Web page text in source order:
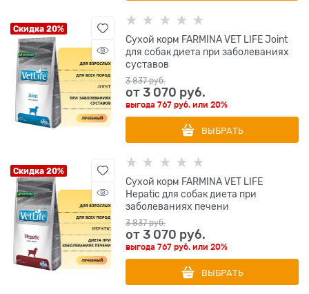
Скидка 20%
Сухой корм FARMINA VET LIFE Joint
для собак диета при заболеваниях
суставов
3 837 руб.
от3 070 руб.
выгода767 руб. или20%
ВЫБРАТЬ
Скидка 20%
Сухой корм FARMINA VET LIFE
Hepatic для собак диета при
заболеваниях печени
3 837 руб.
от3 070 руб.
выгода767 руб. или20%
ВЫБРАТЬ